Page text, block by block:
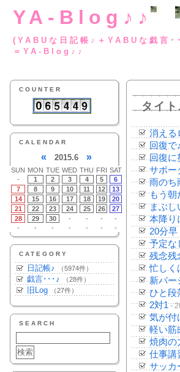
YA-Blog♪♪
(YABUな日記帳♪
＝YA-Blog♪♪
COUNTER
CALENDAR
« 2015.6 »
SUN MON TUE WED THU FRI SAT
-
1 2 3 4 5
6
7
8 9 10 11 12
13
14
15 16 17 18 19
20
21
22 23 24 25 26
27
28
29 30 - - -
-
-
- - - - - -
CATEGORY
日記帳♪ （5974件）
戯言･･･♪ （28件）
旧Log （27件）
SEARCH
タイ
消える
回復で
回復に
サポー
雨のち
もう朝
まぶ
本降り
20分早
予定な
残念残
忙しく
新バー
ひと段
2対1-
気が付
軽い筋
焼肉の
仕事講
サッカ